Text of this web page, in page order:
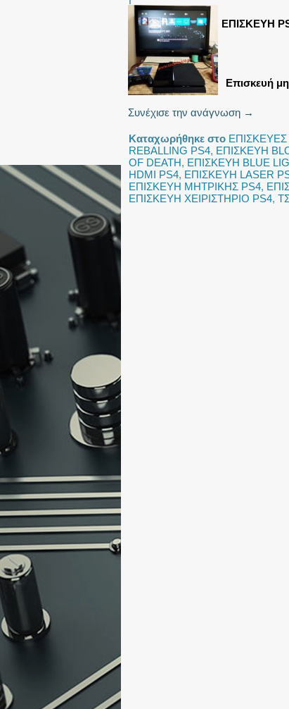
ΕΠΙΣΚΕΥΗ
Επισκευή
Συνέχισε την ανάγνωση →
Καταχωρήθηκε στο ΕΠΙΣΚΕΥΕΣ
REBALLING PS4, ΕΠΙΣΚΕΥΗ
OF DEATH, ΕΠΙΣΚΕΥΗ BLUE
HDMI PS4, ΕΠΙΣΚΕΥΗ LASER
ΕΠΙΣΚΕΥΗ ΜΗΤΡΙΚΗΣ PS4,
ΕΠΙΣΚΕΥΗ ΧΕΙΡΙΣΤΗΡΙΟ PS4,